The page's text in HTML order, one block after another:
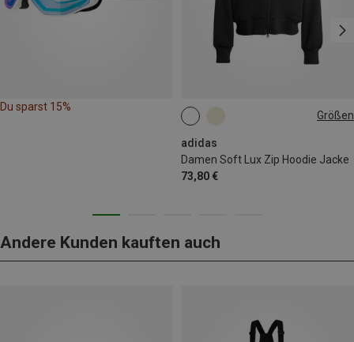
Du sparst 15%
Größen
adidas
Damen Soft Lux Zip Hoodie Jacke
73,80 €
XS
Andere Kunden kauften auch